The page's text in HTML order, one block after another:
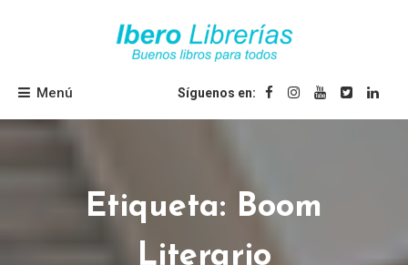
Ibero Librerías
Menú Síguenos en:
Etiqueta: Boom
Literario